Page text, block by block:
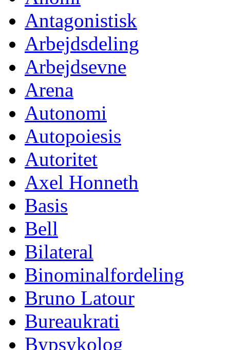
Antagonistisk
Arbejdsdeling
Arbejdsevne
Arena
Autonomi
Autopoiesis
Autoritet
Axel Honneth
Basis
Bell
Bilateral
Binominalfordeling
Bruno Latour
Bureaukrati
Bypsykolog